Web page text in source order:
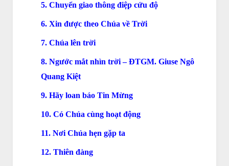
5. Chuyển giao thông điệp cứu độ
6. Xin được theo Chúa về Trời
7. Chúa lên trời
8. Ngước mắt nhìn trời – ĐTGM. Giuse Ngô
Quang Kiệt
9. Hãy loan báo Tin Mừng
10. Có Chúa cùng hoạt động
11. Nơi Chúa hẹn gặp ta
12. Thiên đàng